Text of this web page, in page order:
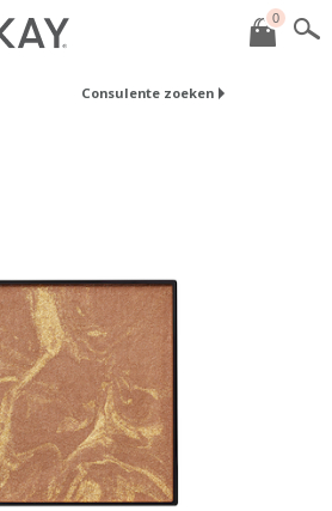
0
Consulente zoeken